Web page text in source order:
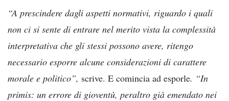
“A prescindere dagli aspetti normativi, riguardo i quali
non ci si sente di entrare nel merito vista la complessità
interpretativa che gli stessi possono avere, ritengo
necessario esporre alcune considerazioni di carattere
morale e politico”, scrive. E comincia ad esporle. “In
primis: un errore di gioventù, peraltro già emendato nei